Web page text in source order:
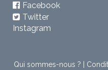
Facebook
Twitter
Instagram
Qui sommes-nous ?